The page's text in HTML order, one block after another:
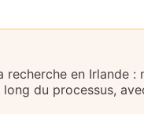
recherche en Irlande
du processus,